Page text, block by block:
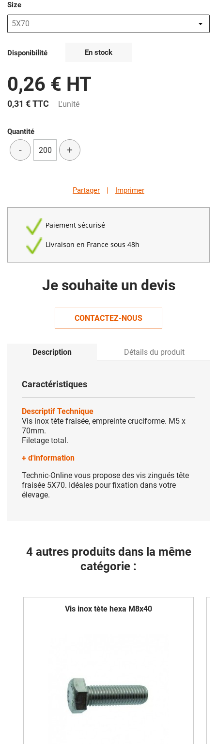
Size
Disponibilité En stock
0,26 € HT
0,31 €TTC L'unité
Quantité
- +
Partager | Imprimer
Paiement sécurisé
Livraison en France sous 48h
Je souhaite un devis
CONTACTEZ-NOUS
Description Détails du produit
Caractéristiques
Descriptif Technique
Vis inox tète fraisée, empreinte cruciforme. M5 x
70mm.
Filetage total.
+ d'information
Technic-Online vous propose des vis zingués tête
fraisée 5X70. Idéales pour fixation dans votre
élevage.
4 autres produits dans la même
catégorie :
Vis inox tète hexa M8x40